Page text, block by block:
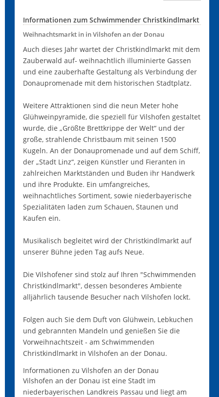
Informationen zum Schwimmender Christkindlmarkt
Weihnachtsmarkt in in Vilshofen an der Donau
Auch dieses Jahr wartet der Christkindlmarkt mit dem
Zauberwald auf- weihnachtlich illuminierte Gassen
und eine zauberhafte Gestaltung als Verbindung der
Donaupromenade mit dem historischen Stadtplatz.
Weitere Attraktionen sind die neun Meter hohe
Glühweinpyramide, die speziell für Vilshofen gestaltet
wurde, die „Größte Brettkrippe der Welt“ und der
große, strahlende Christbaum mit seinen 1500
Kugeln. An der Donaupromenade und auf dem Schiff,
der „Stadt Linz“, zeigen Künstler und Fieranten in
zahlreichen Marktständen und Buden ihr Handwerk
und ihre Produkte. Ein umfangreiches,
weihnachtliches Sortiment, sowie niederbayerische
Spezialitäten laden zum Schauen, Staunen und
Kaufen ein.
Musikalisch begleitet wird der Christkindlmarkt auf
unserer Bühne jeden Tag aufs Neue.
Die Vilshofener sind stolz auf Ihren "Schwimmenden
Christkindlmarkt", dessen besonderes Ambiente
alljährlich tausende Besucher nach Vilshofen lockt.
Folgen auch Sie dem Duft von Glühwein, Lebkuchen
und gebrannten Mandeln und genießen Sie die
Vorweihnachtszeit - am Schwimmenden
Christkindlmarkt in Vilshofen an der Donau.
Informationen zu Vilshofen an der Donau
Vilshofen an der Donau ist eine Stadt im
niederbayerischen Landkreis Passau und liegt am